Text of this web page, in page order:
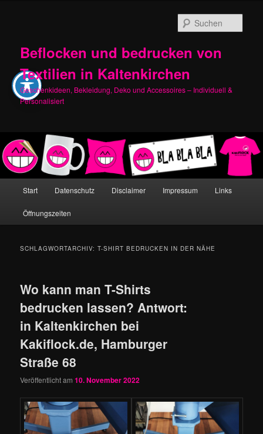
Beflocken und bedrucken von
Textilien in Kaltenkirchen
Geschenkideen, Bekleidung, Deko und Accessoires – Individuell &
Personalisiert
Start Datenschutz Disclaimer Impressum Links
Öffnungszeiten
SCHLAGWORTARCHIV:T-SHIRT BEDRUCKEN IN DER NÄHE
Wo kann man T-Shirts
bedrucken lassen? Antwort:
in Kaltenkirchen bei
Kakiflock.de, Hamburger
Straße 68
Veröffentlicht am10. November 2022